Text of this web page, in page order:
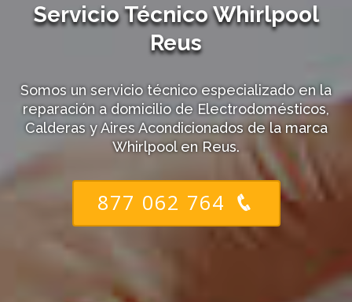
Servicio Técnico Whirlpool
Reus
Somos un servicio técnico especializado en la
reparación a domicilio de Electrodomésticos,
Calderas y Aires Acondicionados de la marca
Whirlpool en Reus.
877 062 764